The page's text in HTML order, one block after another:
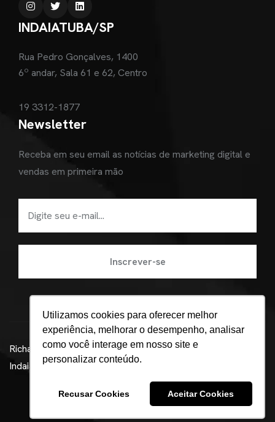
Utilizamos cookies para oferecer melhor
experiência, melhorar o desempenho, analisar
como você interage em nosso site e
personalizar conteúdo.
Recusar Cookies Aceitar Cookies
INDAIATUBA/SP
Rua Pedro Gonçalves, 1400
6º andar, Sala 61 e 62, Centro
19 3312-1877
Newsletter
Receba em seu email as notícias de marketing digital e
vendas em primeira mão
Richard Alquati ©Agência de marketing digital em
Indaiatuba - Beatz
Política de Privacidade